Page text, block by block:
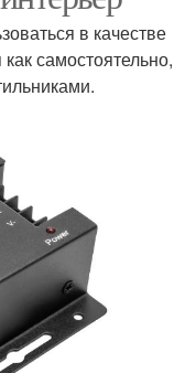
в качестве
самостоятельно,